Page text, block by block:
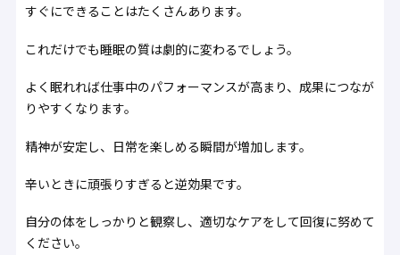
すぐにできることはたくさんあります。
これだけでも睡眠の質は劇的に変わるでしょう。
よく眠れれば仕事中のパフォーマンスが高まり、成果につなが
りやすくなります。
精神が安定し、日常を楽しめる瞬間が増加します。
辛いときに頑張りすぎると逆効果です。
自分の体をしっかりと観察し、適切なケアをして回復に努めて
ください。